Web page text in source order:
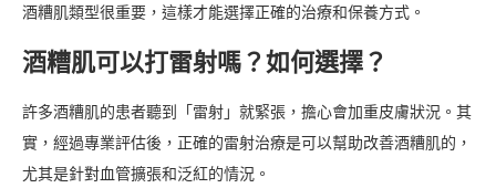
酒糟肌類型很重要，這樣才能選擇正確的治療和保養方式。
酒糟肌可以打雷射嗎？如何選擇？
許多酒糟肌的患者聽到「雷射」就緊張，擔心會加重皮膚狀況。其
實，經過專業評估後，正確的雷射治療是可以幫助改善酒糟肌的，
尤其是針對血管擴張和泛紅的情況。